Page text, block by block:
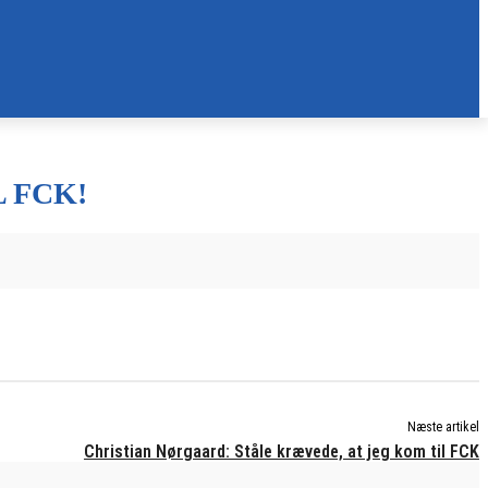
FCK!
Næste artikel
Christian Nørgaard: Ståle krævede, at jeg kom til FCK